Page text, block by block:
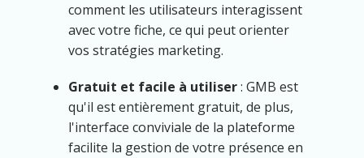
comment les utilisateurs interagissent
avec votre fiche, ce qui peut orienter
vos stratégies marketing.
Gratuit et facile à utiliser: GMB est
qu'il est entièrement gratuit, de plus,
l'interface conviviale de la plateforme
facilite la gestion de votre présence en